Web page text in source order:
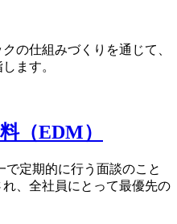
の仕組みづくりを通じて、
ます。
（EDM）
定期的に行う面談のこと
、全社員にとって最優先の